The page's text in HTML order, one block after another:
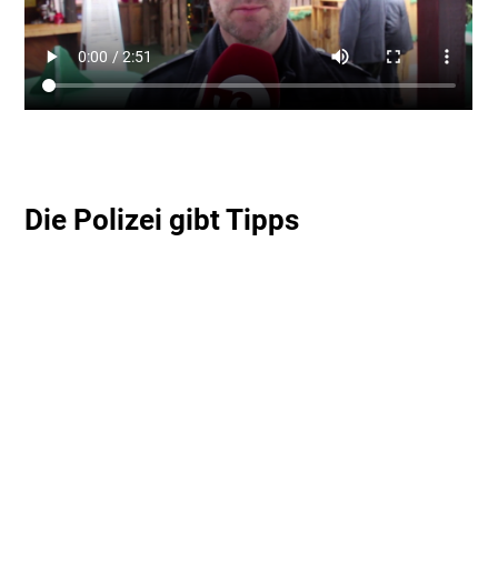
Die Polizei gibt Tipps